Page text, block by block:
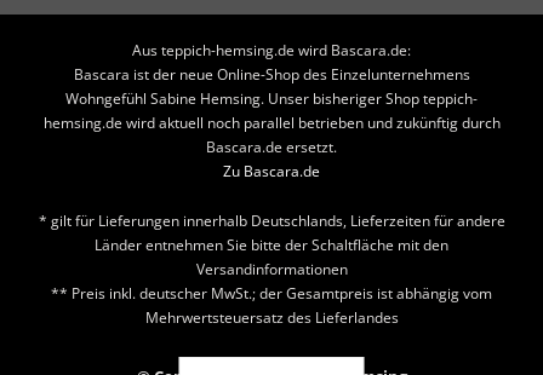
Aus teppich-hemsing.de wird Bascara.de:
Bascara ist der neue Online-Shop des Einzelunternehmens
Wohngefühl Sabine Hemsing. Unser bisheriger Shop teppich-
hemsing.de wird aktuell noch parallel betrieben und zukünftig durch
Bascara.de ersetzt.
Zu Bascara.de
* gilt für Lieferungen innerhalb Deutschlands, Lieferzeiten für andere
Länder entnehmen Sie bitte der Schaltfläche mit den
Versandinformationen
** Preis inkl. deutscher MwSt.; der Gesamtpreis ist abhängig vom
Mehrwertsteuersatz des Lieferlandes